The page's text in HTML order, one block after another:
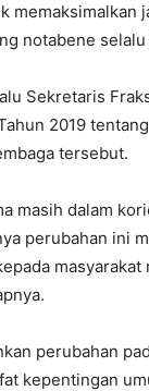
memaksimalkan
notabene
Sekretaris
2019
tersebut.
masih dalam
perubahan ini
perubahan
kepentingan